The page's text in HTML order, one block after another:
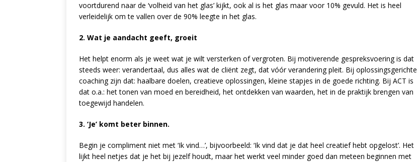
voortdurend naar de ‘volheid van het glas’ kijkt, ook al is het glas maar voor 10% gevuld. Het is heel
verleidelijk om te vallen over de 90% leegte in het glas.
2. Wat je aandacht geeft, groeit
Het helpt enorm als je weet wat je wilt versterken of vergroten. Bij motiverende gespreksvoering is dat
steeds weer: verandertaal, dus alles wat de cliënt zegt, dat vóór verandering pleit. Bij oplossingsgerichte
coaching zijn dat: haalbare doelen, creatieve oplossingen, kleine stapjes in de goede richting. Bij ACT is
dat o.a.: het tonen van moed en bereidheid, het ontdekken van waarden, het in de praktijk brengen van
toegewijd handelen.
3. ‘Je’ komt beter binnen.
Begin je compliment niet met ‘Ik vind…’, bijvoorbeeld: ‘Ik vind dat je dat heel creatief hebt opgelost’. Het
lijkt heel netjes dat je het bij jezelf houdt, maar het werkt veel minder goed dan meteen beginnen met